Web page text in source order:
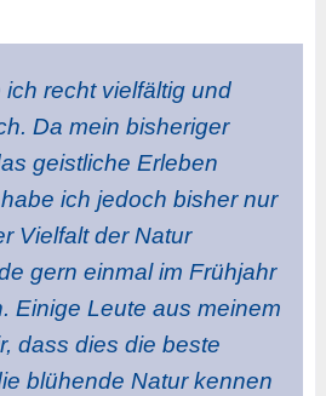
ich recht vielfältig und
Da mein bisheriger
geistliche Erleben
ich jedoch bisher nur
Vielfalt der Natur
gern einmal im Frühjahr
Einige Leute aus meinem
dass dies die beste
blühende Natur kennen